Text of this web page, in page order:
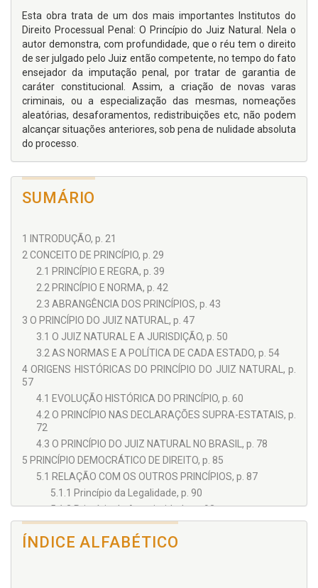
Esta obra trata de um dos mais importantes Institutos do
Direito Processual Penal: O Princípio do Juiz Natural. Nela o
autor demonstra, com profundidade, que o réu tem o direito
de ser julgado pelo Juiz então competente, no tempo do fato
ensejador da imputação penal, por tratar de garantia de
caráter constitucional. Assim, a criação de novas varas
criminais, ou a especialização das mesmas, nomeações
aleatórias, desaforamentos, redistribuições etc, não podem
alcançar situações anteriores, sob pena de nulidade absoluta
do processo.
SUMÁRIO
1 INTRODUÇÃO, p. 21
2 CONCEITO DE PRINCÍPIO, p. 29
2.1 PRINCÍPIO E REGRA, p. 39
2.2 PRINCÍPIO E NORMA, p. 42
2.3 ABRANGÊNCIA DOS PRINCÍPIOS, p. 43
3 O PRINCÍPIO DO JUIZ NATURAL, p. 47
3.1 O JUIZ NATURAL E A JURISDIÇÃO, p. 50
3.2 AS NORMAS E A POLÍTICA DE CADA ESTADO, p. 54
4 ORIGENS HISTÓRICAS DO PRINCÍPIO DO JUIZ NATURAL, p.
57
4.1 EVOLUÇÃO HISTÓRICA DO PRINCÍPIO, p. 60
4.2 O PRINCÍPIO NAS DECLARAÇÕES SUPRA-ESTATAIS, p.
72
4.3 O PRINCÍPIO DO JUIZ NATURAL NO BRASIL, p. 78
5 PRINCÍPIO DEMOCRÁTICO DE DIREITO, p. 85
5.1 RELAÇÃO COM OS OUTROS PRINCÍPIOS, p. 87
5.1.1 Princípio da Legalidade, p. 90
5.1.2 Princípio da Anterioridade, p. 93
5.1.3 Princípio da Imparcialidade, p. 95
5.1.4 Princípio da Identidade Física do Juiz, p. 102
ÍNDICE ALFABÉTICO